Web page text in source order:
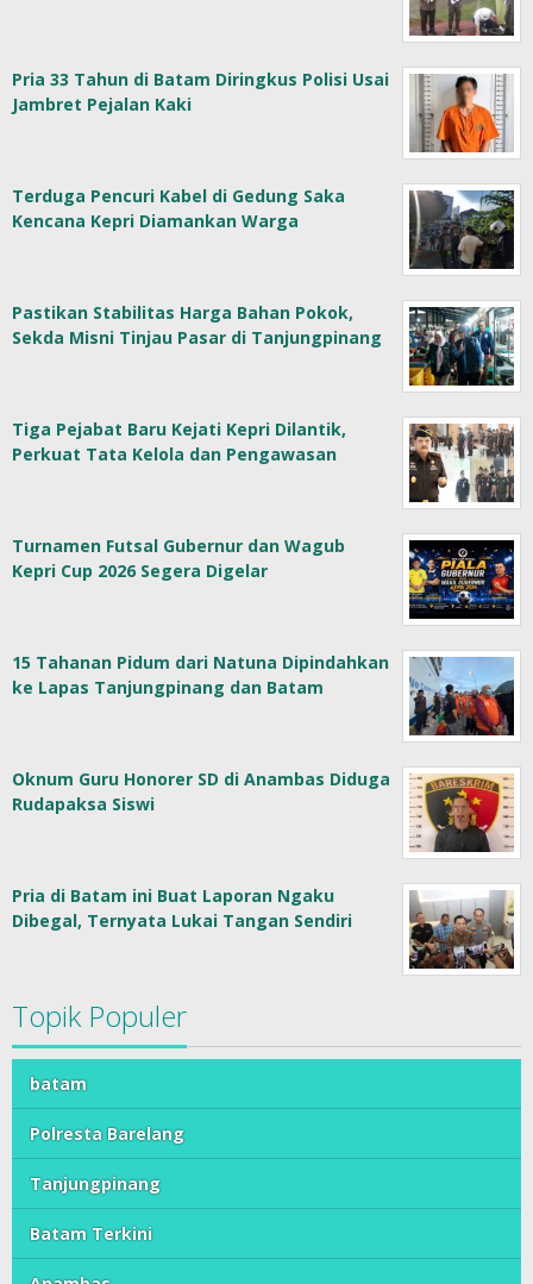
Pria 33 Tahun di Batam Diringkus Polisi Usai
Jambret Pejalan Kaki
Terduga Pencuri Kabel di Gedung Saka
Kencana Kepri Diamankan Warga
Pastikan Stabilitas Harga Bahan Pokok,
Sekda Misni Tinjau Pasar di Tanjungpinang
Tiga Pejabat Baru Kejati Kepri Dilantik,
Perkuat Tata Kelola dan Pengawasan
Turnamen Futsal Gubernur dan Wagub
Kepri Cup 2026 Segera Digelar
15 Tahanan Pidum dari Natuna Dipindahkan
ke Lapas Tanjungpinang dan Batam
Oknum Guru Honorer SD di Anambas Diduga
Rudapaksa Siswi
Pria di Batam ini Buat Laporan Ngaku
Dibegal, Ternyata Lukai Tangan Sendiri
Topik Populer
batam
Polresta Barelang
Tanjungpinang
Batam Terkini